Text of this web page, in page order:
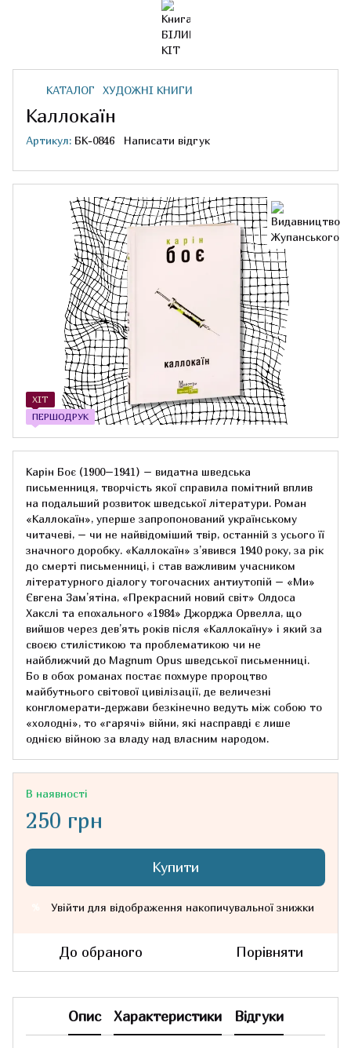
КАТАЛОГ ХУДОЖНІ КНИГИ
Каллокаїн
Артикул: БК-0846 Написати відгук
ХІТ
ПЕРШОДРУК
Карін Боє (1900–1941) – видатна шведська
письменниця, творчість якої справила помітний вплив
на подальший розвиток шведської літератури. Роман
«Каллокаїн», уперше запропонований українському
читачеві, – чи не найвідоміший твір, останній з усього її
значного доробку. «Каллокаїн» з’явився 1940 року, за рік
до смерті письменниці, і став важливим учасником
літературного діалогу тогочасних антиутопій – «Ми»
Євгена Зам’ятіна, «Прекрасний новий світ» Олдоса
Хакслі та епохального «1984» Джорджа Орвелла, що
вийшов через дев’ять років після «Каллокаїну» і який за
своєю стилістикою та проблематикою чи не
найближчий до Мagnum Оpus шведської письменниці.
Бо в обох романах постає похмуре пророцтво
майбутнього світової цивілізації, де величезні
конгломерати-держави безкінечно ведуть між собою то
«холодні», то «гарячі» війни, які насправді є лише
однією війною за владу над власним народом.
В наявності
250 грн
Купити
Увійти для відображення накопичувальної знижки
До обраного Порівняти
Опис Характеристики Відгуки